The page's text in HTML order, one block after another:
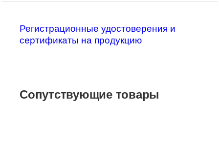
Регистрационные удостоверения и
сертификаты на продукцию
Сопутствующие товары